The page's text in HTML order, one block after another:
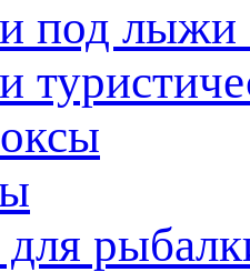
под лыжи